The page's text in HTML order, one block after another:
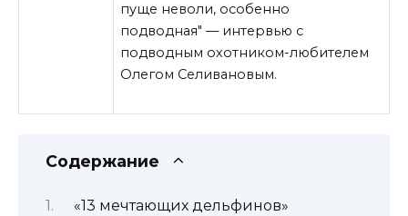
пуще неволи, особенно
подводная" — интервью с
подводным охотником-любителем
Олегом Селивановым.
Содержание
«13 мечтающих дельфинов»